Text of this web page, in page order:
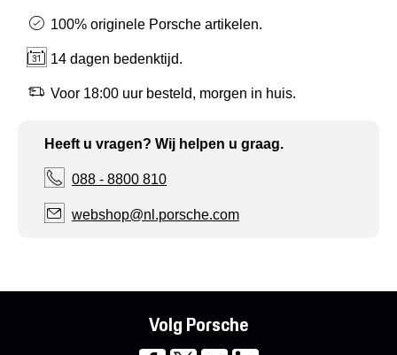
100% originele Porsche artikelen.
14 dagen bedenktijd.
Voor 18:00 uur besteld, morgen in huis.
Heeft u vragen? Wij helpen u graag.
088 - 8800 810
webshop@nl.porsche.com
Volg Porsche